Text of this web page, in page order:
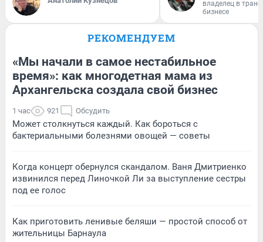
владелец в
бизнесе
РЕКОМЕНДУЕМ
«Мы начали в самое нестабильное
время»: как многодетная мама из
Архангельска создала свой бизнес
1 час 921 Обсудить
Может столкнуться каждый. Как бороться с
бактериальными болезнями овощей — советы
Когда концерт обернулся скандалом. Ваня Дмитриенко
извинился перед Линочкой Ли за выступление сестры
под ее голос
Как приготовить ленивые беляши — простой способ от
жительницы Барнаула